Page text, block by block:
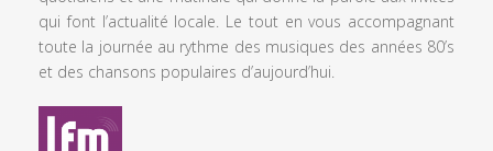
qui font l’actualité locale. Le tout en vous accompagnant
toute la journée au rythme des musiques des années 80’s
et des chansons populaires d’aujourd’hui.